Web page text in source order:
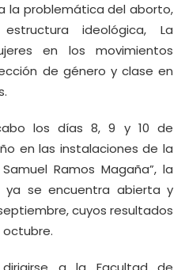
la problemática del aborto,
ideológica, La
en los movimientos
de género y clase en
los días 8, 9 y 10 de
en las instalaciones de la
Ramos Magaña”, la
ya se encuentra abierta y
cuyos resultados
octubre.